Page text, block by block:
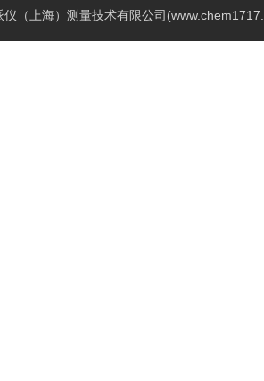
（上海）测量技术有限公司